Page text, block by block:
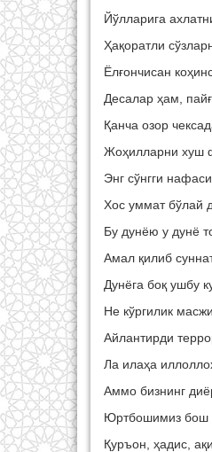
Йўлларига
Ҳақоратли
Ёлғончисан
Десалар ҳам,
Қанча озор
Жоҳилларни хуш
Энг сўнгги
Хос уммат бўлай
Бу дунёю у дунё
Амал қилиб
Дунёга боқ ушбу
Не кўргилик
Айлантирди
Ла илаҳа
Аммо бизнинг
Юртбошимиз бош
Қуръон, ҳадис,